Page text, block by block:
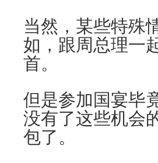
当然，某些特殊
如，跟周总理一
首。
但是参加国宴毕
没有了这些机会
包了。